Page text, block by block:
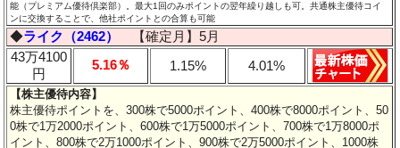
能（プレミアム優待倶楽部）。最大1回のみポイントの翌年繰り越しも可。共通株主優待コイ
ンに交換することで、他社ポイントとの合算も可能
◆ライク（2462）
【確定月】5月
43万4100
円
5.16％ 1.15% 4.01%
【株主優待内容】
株主優待ポイントを、300株で5000ポイント、400株で8000ポイント、50
0株で1万2000ポイント、600株で1万5000ポイント、700株で1万8000ポ
イント、800株で2万1000ポイント、900株で2万5000ポイント、1000株